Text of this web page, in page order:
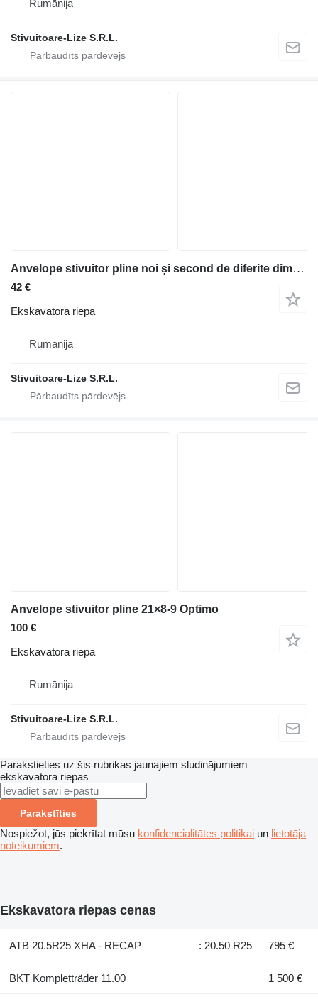
Rumānija
Stivuitoare-Lize S.R.L.
Anvelope stivuitor pline noi și second de diferite dimensiuni
42 €
Ekskavatora riepa
Rumānija
Stivuitoare-Lize S.R.L.
Anvelope stivuitor pline 21×8-9 Optimo
100 €
Ekskavatora riepa
Rumānija
Stivuitoare-Lize S.R.L.
Parakstieties uz šis rubrikas jaunajiem sludinājumiem
ekskavatora riepas
Parakstīties
Nospiežot, jūs piekrītat mūsu konfidencialitātes politikai un lietotāja
noteikumiem.
Ekskavatora riepas cenas
ATB 20.5R25 XHA - RECAP : 20.50 R25 795 €
BKT Kompletträder 11.00 1 500 €